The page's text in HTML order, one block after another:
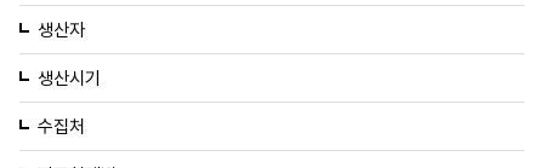
생산자
생산시기
수집처